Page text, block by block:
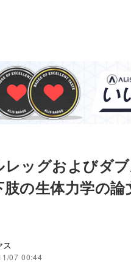
レッグおよびダ
の生体力学の論
07 00:44